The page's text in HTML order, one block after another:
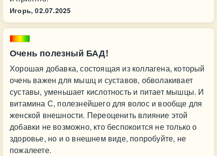
Игорь, 02.07.2025
Очень полезный БАД!
Хорошая добавка, состоящая из коллагена, который
очень важен для мышц и суставов, обволакивает
суставы, уменьшает кислотность и питает мышцы. И
витамина С, полезнейшего для волос и вообще для
женской внешности. Переоценить влияние этой
добавки не возможно, кто беспокоится не только о
здоровье, но и о внешнем виде, попробуйте, не
пожалеете.